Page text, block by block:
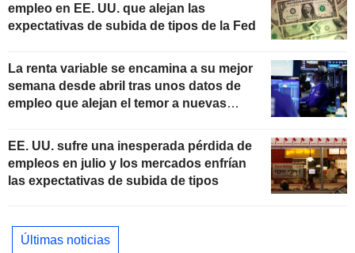
empleo en EE. UU. que alejan las
expectativas de subida de tipos de la Fed
La renta variable se encamina a su mejor
semana desde abril tras unos datos de
empleo que alejan el temor a nuevas
EE. UU. sufre una inesperada pérdida de
empleos en julio y los mercados enfrían
las expectativas de subida de tipos
Últimas noticias